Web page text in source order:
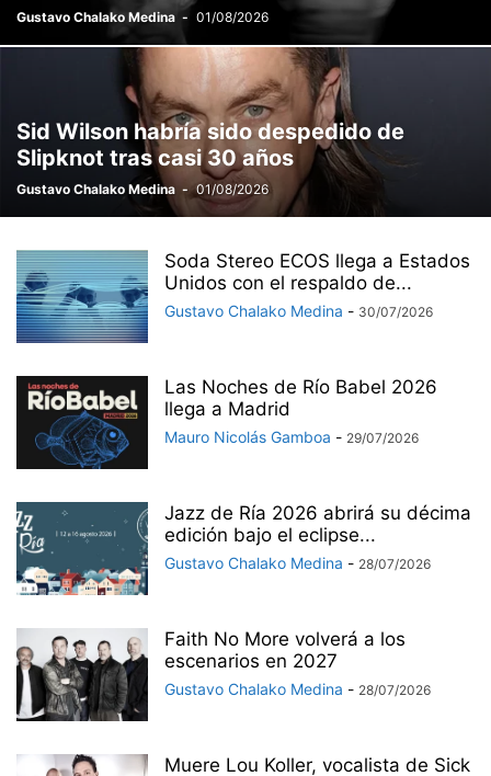
Gustavo Chalako Medina - 01/08/2026
Sid Wilson habría sido despedido de
Slipknot tras casi 30 años
Gustavo Chalako Medina - 01/08/2026
Soda Stereo ECOS llega a Estados
Unidos con el respaldo de...
Gustavo Chalako Medina - 30/07/2026
Las Noches de Río Babel 2026
llega a Madrid
Mauro Nicolás Gamboa - 29/07/2026
Jazz de Ría 2026 abrirá su décima
edición bajo el eclipse...
Gustavo Chalako Medina - 28/07/2026
Faith No More volverá a los
escenarios en 2027
Gustavo Chalako Medina - 28/07/2026
Muere Lou Koller, vocalista de Sick